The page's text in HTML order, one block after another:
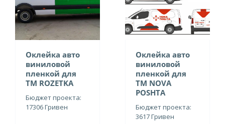
Оклейка авто
виниловой
пленкой для
ТМ ROZETKA
Бюджет проекта:
17306 Гривен
Оклейка авто
виниловой
пленкой для
ТМ NOVA
POSHTA
Бюджет проекта:
3617 Гривен